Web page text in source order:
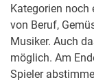
Kategorien noch
von Beruf,
Musiker. Auch
möglich. Am
Spieler